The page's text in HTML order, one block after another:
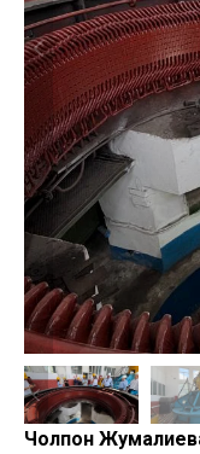
Чолпон